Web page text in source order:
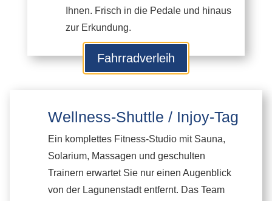
Ihnen. Frisch in die Pedale und hinaus
zur Erkundung.
Fahrradverleih
Wellness-Shuttle / Injoy-Tag
Ein komplettes Fitness-Studio mit Sauna,
Solarium, Massagen und geschulten
Trainern erwartet Sie nur einen Augenblick
von der Lagunenstadt entfernt. Das Team